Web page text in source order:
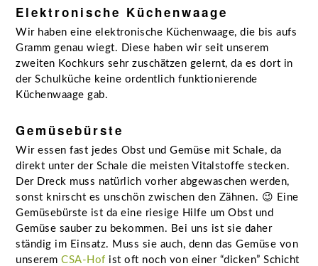
Elektronische Küchenwaage
Wir haben eine elektronische Küchenwaage, die bis aufs
Gramm genau wiegt. Diese haben wir seit unserem
zweiten Kochkurs sehr zuschätzen gelernt, da es dort in
der Schulküche keine ordentlich funktionierende
Küchenwaage gab.
Gemüsebürste
Wir essen fast jedes Obst und Gemüse mit Schale, da
direkt unter der Schale die meisten Vitalstoffe stecken.
Der Dreck muss natürlich vorher abgewaschen werden,
sonst knirscht es unschön zwischen den Zähnen. 😉 Eine
Gemüsebürste ist da eine riesige Hilfe um Obst und
Gemüse sauber zu bekommen. Bei uns ist sie daher
ständig im Einsatz. Muss sie auch, denn das Gemüse von
unseremCSA-Hof ist oft noch von einer “dicken” Schicht